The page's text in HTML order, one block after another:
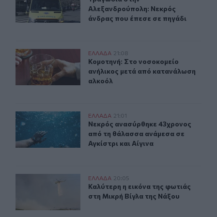
Αλεξανδρούπολη: Νεκρός
άνδρας που έπεσε σε πηγάδι
Κομοτηνή: Στο νοσοκομείο ανήλικος μετά από
ΕΛΛAΔΑ 21:08
Κομοτηνή: Στο νοσοκομείο
Κομοτηνή: Στο νοσοκομείο
ανήλικος μετά από κατανάλωση
αλκοόλ
Νεκρός ανασύρθηκε 43χρονος από τη θάλασσα ανάμεσα
ΕΛΛAΔΑ 21:01
Νεκρός ανασύρθηκε 43χρονος από
Νεκρός ανασύρθηκε 43χρονος
από τη θάλασσα ανάμεσα σε
Αγκίστρι και Αίγινα
Καλύτερη η εικόνα της φωτιάς στη Μικρή Βίγλα της
ΕΛΛAΔΑ 20:05
Καλύτερη η εικόνα της φωτιάς στη
Καλύτερη η εικόνα της φωτιάς
στη Μικρή Βίγλα της Νάξου